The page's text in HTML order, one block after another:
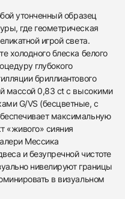
утонченный образец
где геометрическая
игрой света.
холодного блеска белого
глубокого
бриллиантового
массой 0,83 ct с высокими
G/VS (бесцветные, с
максимальную
«живого» сияния
Мессика
и безупречной чистоте
нивелируют границы
в визуальном